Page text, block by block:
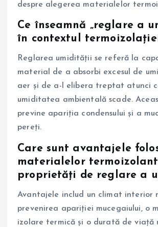
despre alegerea materialelor
Ce înseamnă „reglare a
în contextul
Reglarea umidității se referă la
material de a absorbi excesul de
aer și de a-l elibera treptat atunci
umiditatea ambientală scade.
previne apariția condensului și a
pereți.
Care sunt avantajele
materialelor
proprietăți de reglare a
Avantajele includ un climat interior
prevenirea apariției mucegaiului, o
izolare termică și o durată de viață